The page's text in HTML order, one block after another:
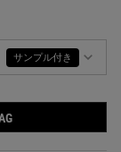
択してください
サンプル付き
キールズ クリーム